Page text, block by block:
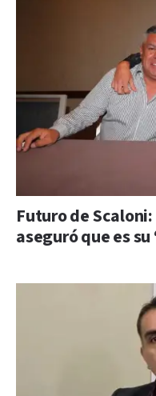
Futuro de
aseguró que es su